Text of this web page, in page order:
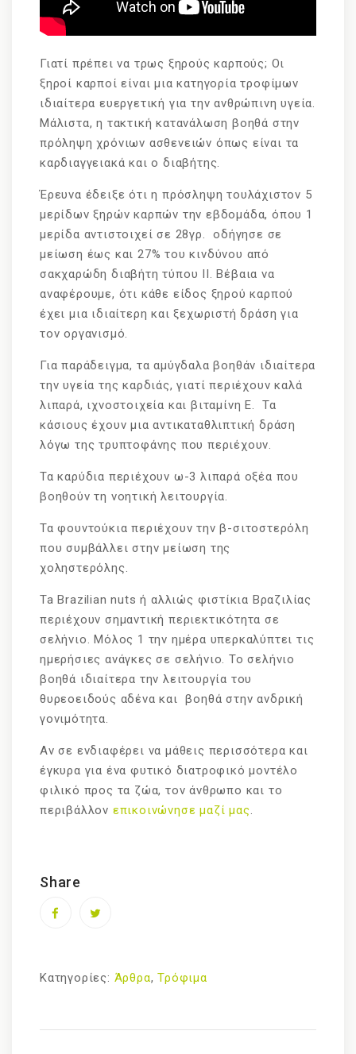
Γιατί πρέπει να τρως ξηρούς καρπούς; Οι
ξηροί καρποί είναι μια κατηγορία τροφίμων
ιδιαίτερα ευεργετική για την ανθρώπινη υγεία.
Μάλιστα, η τακτική κατανάλωση βοηθά στην
πρόληψη χρόνιων ασθενειών όπως είναι τα
καρδιαγγειακά και ο διαβήτης.
Έρευνα έδειξε ότι η πρόσληψη τουλάχιστον 5
μερίδων ξηρών καρπών την εβδομάδα, όπου 1
μερίδα αντιστοιχεί σε 28γρ. οδήγησε σε
μείωση έως και 27% του κινδύνου από
σακχαρώδη διαβήτη τύπου ΙΙ. Βέβαια να
αναφέρουμε, ότι κάθε είδος ξηρού καρπού
έχει μια ιδιαίτερη και ξεχωριστή δράση για
τον οργανισμό.
Για παράδειγμα, τα αμύγδαλα βοηθάν ιδιαίτερα
την υγεία της καρδιάς, γιατί περιέχουν καλά
λιπαρά, ιχνοστοιχεία και βιταμίνη E. Τα
κάσιους έχουν μια αντικαταθλιπτική δράση
λόγω της τρυπτοφάνης που περιέχουν.
Τα καρύδια περιέχουν ω-3 λιπαρά οξέα που
βοηθούν τη νοητική λειτουργία.
Τα φουντούκια περιέχουν την β-σιτοστερόλη
που συμβάλλει στην μείωση της
χοληστερόλης.
Ta Brazilian nuts ή αλλιώς φιστίκια Βραζιλίας
περιέχουν σημαντική περιεκτικότητα σε
σελήνιο. Μόλος 1 την ημέρα υπερκαλύπτει τις
ημερήσιες ανάγκες σε σελήνιο. Το σελήνιο
βοηθά ιδιαίτερα την λειτουργία του
θυρεοειδούς αδένα και βοηθά στην ανδρική
γονιμότητα.
Αν σε ενδιαφέρει να μάθεις περισσότερα και
έγκυρα για ένα φυτικό διατροφικό μοντέλο
φιλικό προς τα ζώα, τον άνθρωπο και το
περιβάλλον επικοινώνησε μαζί μας.
Share
Κατηγορίες: Άρθρα,Τρόφιμα